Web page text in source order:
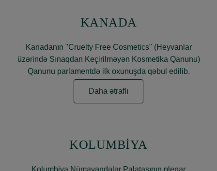
KANADA
Kanadanın "Cruelty Free Cosmetics" (Heyvanlar
üzərində Sınaqdan Keçirilməyən Kosmetika Qanunu)
Qanunu parlamentdə ilk oxunuşda qəbul edilib.
Daha ətraflı
KOLUMBİYA
Kolumbiya Nümayəndələr Palatasının plenar